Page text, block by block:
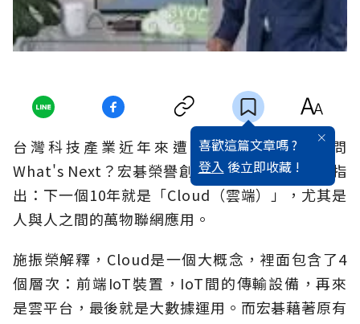
喜歡這篇文章嗎 ?
登入 後立即收藏 !
台灣科技產業近年來遭遇巨變，大家都在問
What's Next？宏碁榮譽創辦人施振榮斬釘截鐵指
出：下一個10年就是「Cloud（雲端）」，尤其是
人與人之間的萬物聯網應用。
施振榮解釋，Cloud是一個大概念，裡面包含了4
個層次：前端IoT裝置，IoT間的傳輸設備，再來
是雲平台，最後就是大數據運用。而宏碁藉著原有